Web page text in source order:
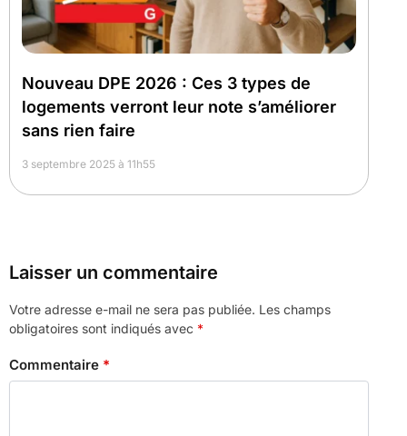
Nouveau DPE 2026 : Ces 3 types de
logements verront leur note s’améliorer
sans rien faire
3 septembre 2025 à 11h55
Laisser un commentaire
Votre adresse e-mail ne sera pas publiée. Les champs
obligatoires sont indiqués avec *
Commentaire *